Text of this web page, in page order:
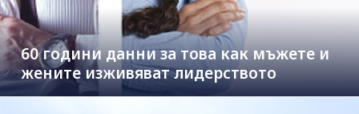
60 години данни за това как мъжете и
жените изживяват лидерството